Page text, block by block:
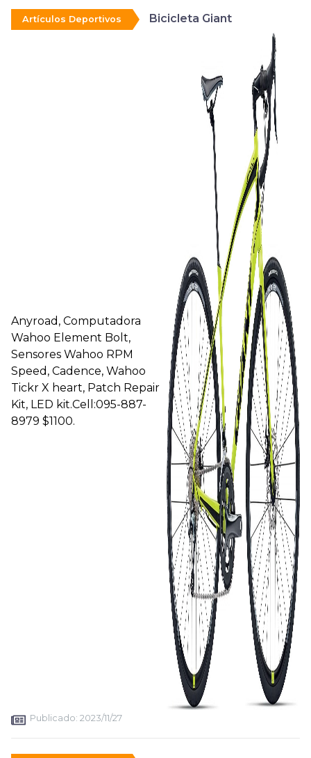
Artículos Deportivos Bicicleta Giant
Anyroad, Computadora
Wahoo Element Bolt,
Sensores Wahoo RPM
Speed, Cadence, Wahoo
Tickr X heart, Patch Repair
Kit, LED kit.Cell:095-887-
8979 $1100.
Publicado: 2023/11/27